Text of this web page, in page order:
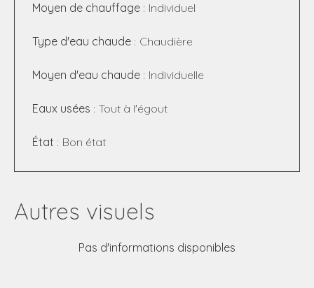
Moyen de chauffage Individuel
Type d'eau chaude Chaudière
Moyen d'eau chaude Individuelle
Eaux usées Tout à l'égout
État Bon état
Autres visuels
Pas d'informations disponibles